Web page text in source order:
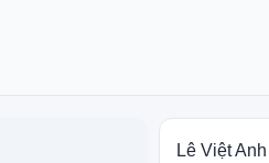
Lê Việt Anh